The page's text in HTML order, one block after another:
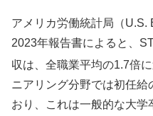
アメリカ労働統計局（U.S.
2023年報告書によると、
収は、全職業平均の1.7倍
ニアリング分野では初任給
おり、これは一般的な大